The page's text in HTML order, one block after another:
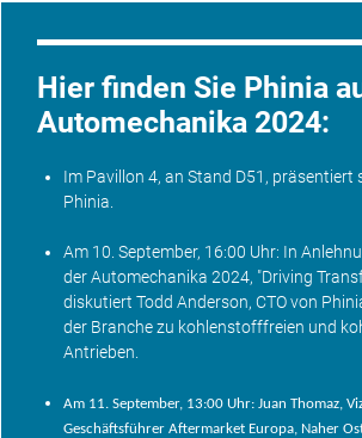
Hier finden Sie Phinia
Automechanika 2024:
Im Pavillon 4, an Stand D51, präsentiert
Phinia.
Am 10. September, 16:00 Uhr: In
derAutomechanika 2024, "Driving
diskutiert Todd Anderson, CTO von
der Branche zu kohlenstofffreien und
Antrieben.
Am 11. September, 13:00 Uhr: Juan Thomaz,
Geschäftsführer Aftermarket Europa, Naher